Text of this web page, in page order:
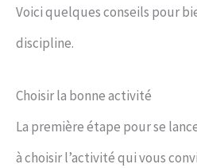
Voici quelques conseils pour
discipline.
Choisir la bonne activité
La première étape pour se
à choisir l’activité qui vous